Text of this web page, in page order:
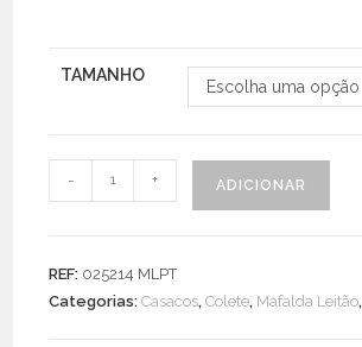
TAMANHO
Escolha uma opção
Quantidade
de
- + ADICIONAR
REF: 025214 MLPT
Categorias:Casacos,Colete, Mafalda Leitão,